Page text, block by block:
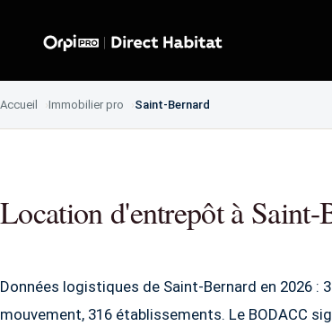
Accueil Immobilier pro Saint-Bernard
Location d'entrepôt à Saint-
Données logistiques de Saint-Bernard en 2026 :
mouvement, 316 établissements. Le BODACC